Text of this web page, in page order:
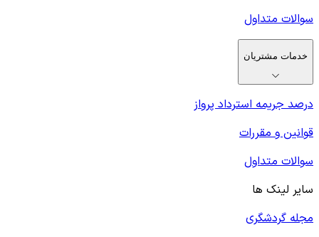
سوالات متداول
خدمات مشتریان
درصد جریمه استرداد پرواز
قوانین و مقررات
سوالات متداول
سایر لینک ها
مجله گردشگری